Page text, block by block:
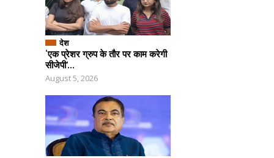
देश
‘एक प्रेशर ग्रुप के तौर पर काम करेगी
सीजेपी’...
August 5, 2026